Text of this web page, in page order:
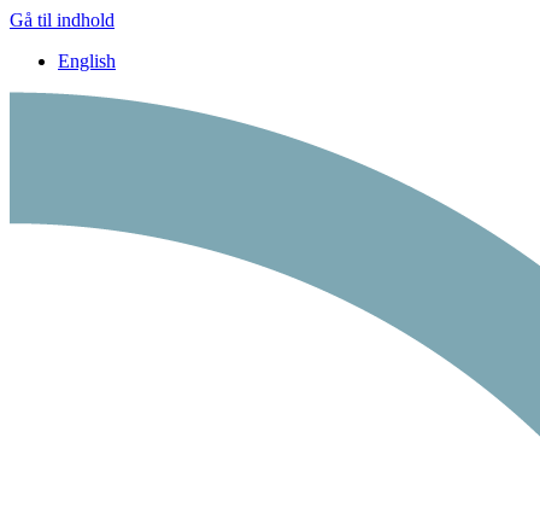
Gå til indhold
English